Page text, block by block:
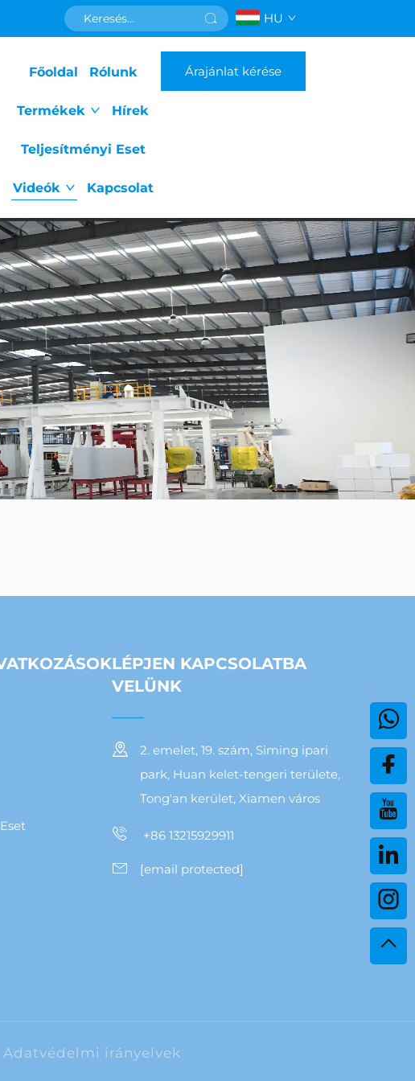
HU
Főoldal Rólunk
Termékek Hírek
Teljesítményi Eset
Videók Kapcsolat
Árajánlat kérése
LÉPJEN KAPCSOLATBA
VELÜNK
2. emelet, 19. szám, Siming ipari
park, Huan kelet-tengeri területe,
Tong'an kerület, Xiamen város
+86 13215929911
[email protected]
Adatvédelmi irányelvek